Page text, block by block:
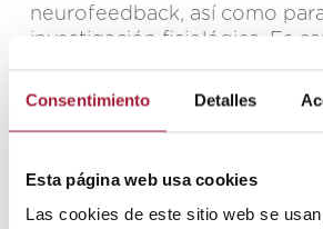
Consentimiento Detalles
Esta página web usa cookies
Las cookies de este sitio web se
neurofeedback, así como
investigación fisiológica. Es
simultáneamente, como
flujo sanguíneo, conductancia
respiración, temperatura, etc.